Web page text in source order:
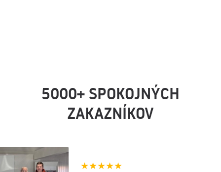
5000+ SPOKOJNÝCH
ZAKAZNÍKOV
★★★★★